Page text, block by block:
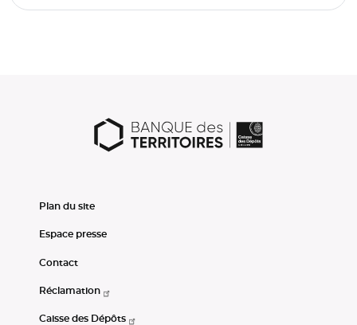
Plan du site
Espace presse
Contact
Réclamation
Caisse des Dépôts